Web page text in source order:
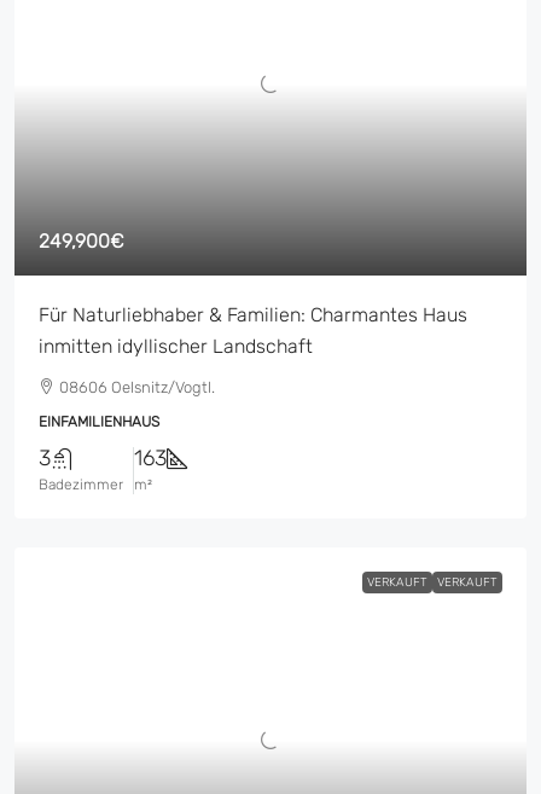
249,900€
Für Naturliebhaber & Familien: Charmantes Haus
inmitten idyllischer Landschaft
08606 Oelsnitz/Vogtl.
EINFAMILIENHAUS
3
Badezimmer
163
m²
VERKAUFT VERKAUFT